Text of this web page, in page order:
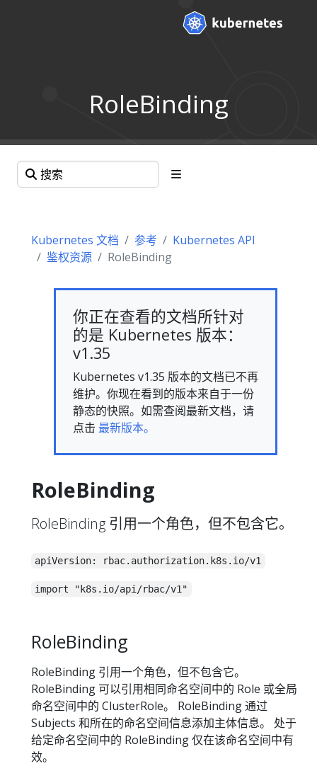
RoleBinding
Kubernetes 文档 参考
Kubernetes API
鉴权资源
RoleBinding
你正在查看的文档所针对
的是 Kubernetes 版本：
v1.35
Kubernetes v1.35 版本的文档已不再
维护。你现在看到的版本来自于一份
静态的快照。如需查阅最新文档，请
点击 最新版本。
RoleBinding
RoleBinding 引用一个角色，但不包含它。
apiVersion: rbac.authorization.k8s.io/v1
import "k8s.io/api/rbac/v1"
RoleBinding
RoleBinding 引用一个角色，但不包含它。
RoleBinding 可以引用相同命名空间中的 Role 或全局
命名空间中的 ClusterRole。 RoleBinding 通过
Subjects 和所在的命名空间信息添加主体信息。 处于
给定命名空间中的 RoleBinding 仅在该命名空间中有
效。